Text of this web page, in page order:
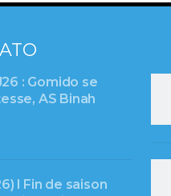
: Gomido se
AS Binah
l Fin de saison